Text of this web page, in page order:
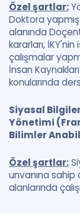
Özel şartlar:
Doktora
alanında
kararları,
çalışmalar
İnsan
konularında
Siyasal
Yönetimi
Bilimler
Özel şartlar:
unvanına sahip
alanlarında